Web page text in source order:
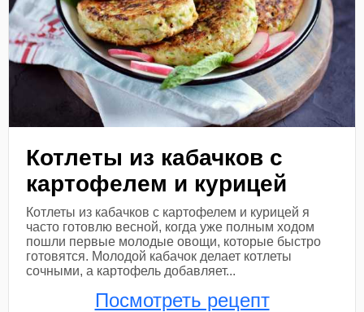
Котлеты из кабачков с
картофелем и курицей
Котлеты из кабачков с картофелем и курицей я
часто готовлю весной, когда уже полным ходом
пошли первые молодые овощи, которые быстро
готовятся. Молодой кабачок делает котлеты
сочными, а картофель добавляет...
Посмотреть рецепт